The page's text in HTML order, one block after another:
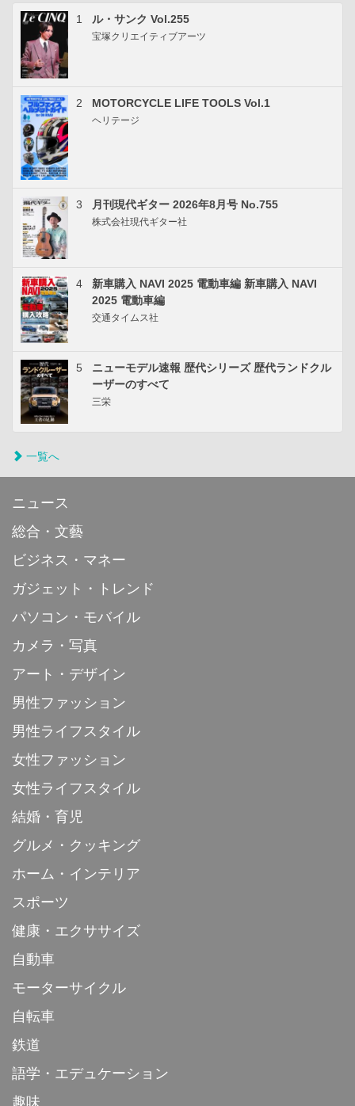
1 ル・サンク Vol.255
宝塚クリエイティブアーツ
2 MOTORCYCLE LIFE TOOLS Vol.1
ヘリテージ
3 月刊現代ギター 2026年8月号 No.755
株式会社現代ギター社
4
新車購入 NAVI 2025 電動車編 新車購入 NAVI
2025 電動車編
交通タイムス社
5
ニューモデル速報 歴代シリーズ 歴代ランドクル
ーザーのすべて
三栄
一覧へ
ニュース
総合・文藝
ビジネス・マネー
ガジェット・トレンド
パソコン・モバイル
カメラ・写真
アート・デザイン
男性ファッション
男性ライフスタイル
女性ファッション
女性ライフスタイル
結婚・育児
グルメ・クッキング
ホーム・インテリア
スポーツ
健康・エクササイズ
自動車
モーターサイクル
自転車
鉄道
語学・エデュケーション
趣味